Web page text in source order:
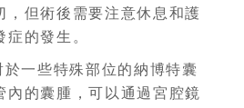
，但術後需要注意休息和護
的發生。
於一些特殊部位的納博特囊
內的囊腫，可以通過宮腔鏡